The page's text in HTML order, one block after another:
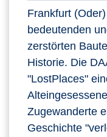
Frankfurt
bedeutenden
zerstörten
Historie. Die
"LostPlaces"
Zugewanderte
Geschichte